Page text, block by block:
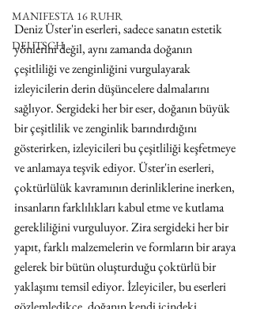
MANIFESTA 16 RUHR
DEUTSCH
Deniz Üster'in eserleri, sadece sanatın estetik
yönlerini değil, aynı zamanda doğanın
çeşitliliği ve zenginliğini vurgulayarak
izleyicilerin derin düşüncelere dalmalarını
sağlıyor. Sergideki her bir eser, doğanın büyük
bir çeşitlilik ve zenginlik barındırdığını
gösterirken, izleyicileri bu çeşitliliği keşfetmeye
ve anlamaya teşvik ediyor. Üster'in eserleri,
çoktürlülük kavramının derinliklerine inerken,
insanların farklılıkları kabul etme ve kutlama
gerekliliğini vurguluyor. Zira sergideki her bir
yapıt, farklı malzemelerin ve formların bir araya
gelerek bir bütün oluşturduğu çoktürlü bir
yaklaşımı temsil ediyor. İzleyiciler, bu eserleri